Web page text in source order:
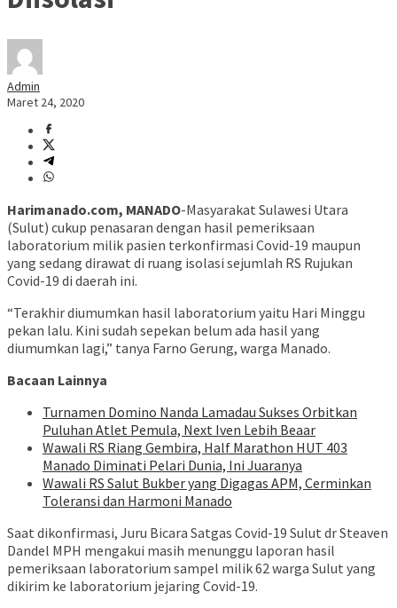
Admin
Maret 24, 2020
Harimanado.com, MANADO-Masyarakat Sulawesi Utara
(Sulut) cukup penasaran dengan hasil pemeriksaan
laboratorium milik pasien terkonfirmasi Covid-19 maupun
yang sedang dirawat di ruang isolasi sejumlah RS Rujukan
Covid-19 di daerah ini.
“Terakhir diumumkan hasil laboratorium yaitu Hari Minggu
pekan lalu. Kini sudah sepekan belum ada hasil yang
diumumkan lagi,” tanya Farno Gerung, warga Manado.
Bacaan Lainnya
Turnamen Domino Nanda Lamadau Sukses Orbitkan
Puluhan Atlet Pemula, Next Iven Lebih Beaar
Wawali RS Riang Gembira, Half Marathon HUT 403
Manado Diminati Pelari Dunia, Ini Juaranya
Wawali RS Salut Bukber yang Digagas APM, Cerminkan
Toleransi dan Harmoni Manado
Saat dikonfirmasi, Juru Bicara Satgas Covid-19 Sulut dr Steaven
Dandel MPH mengakui masih menunggu laporan hasil
pemeriksaan laboratorium sampel milik 62 warga Sulut yang
dikirim ke laboratorium jejaring Covid-19.